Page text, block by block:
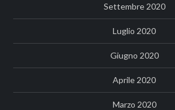
Settembre 2020
Luglio 2020
Giugno 2020
Aprile 2020
Marzo 2020